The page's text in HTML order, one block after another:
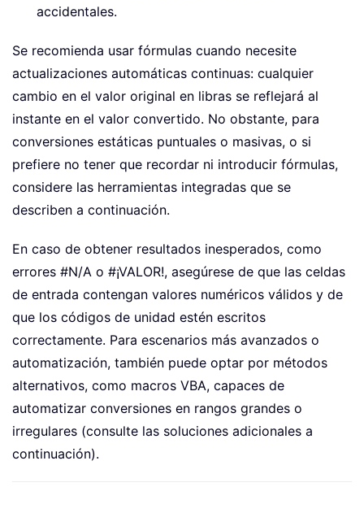
accidentales.
Se recomienda usar fórmulas cuando necesite
actualizaciones automáticas continuas: cualquier
cambio en el valor original en libras se reflejará al
instante en el valor convertido. No obstante, para
conversiones estáticas puntuales o masivas, o si
prefiere no tener que recordar ni introducir fórmulas,
considere las herramientas integradas que se
describen a continuación.
En caso de obtener resultados inesperados, como
errores #N/A o #¡VALOR!, asegúrese de que las celdas
de entrada contengan valores numéricos válidos y de
que los códigos de unidad estén escritos
correctamente. Para escenarios más avanzados o
automatización, también puede optar por métodos
alternativos, como macros VBA, capaces de
automatizar conversiones en rangos grandes o
irregulares (consulte las soluciones adicionales a
continuación).